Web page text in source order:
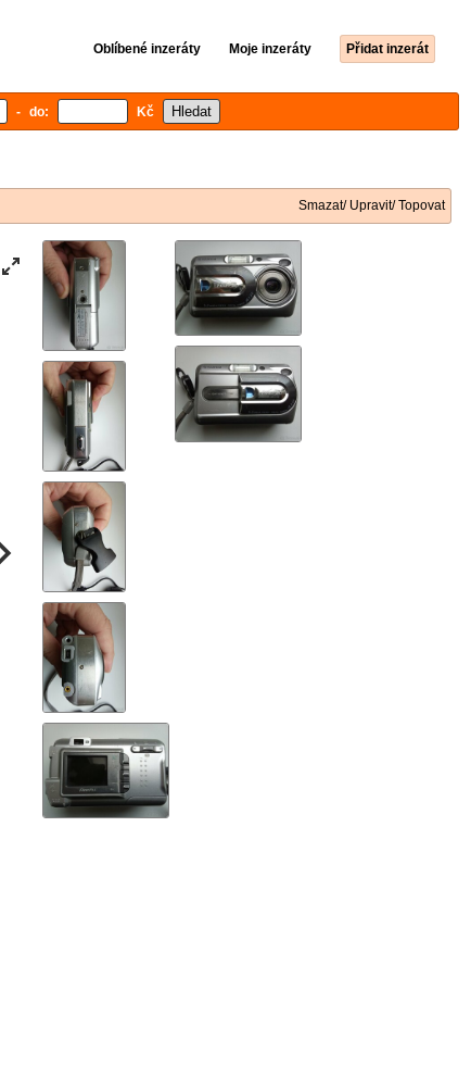
Oblíbené inzeráty Moje inzeráty Přidat inzerát
- do: Kč
Smazat/ Upravit/ Topovat